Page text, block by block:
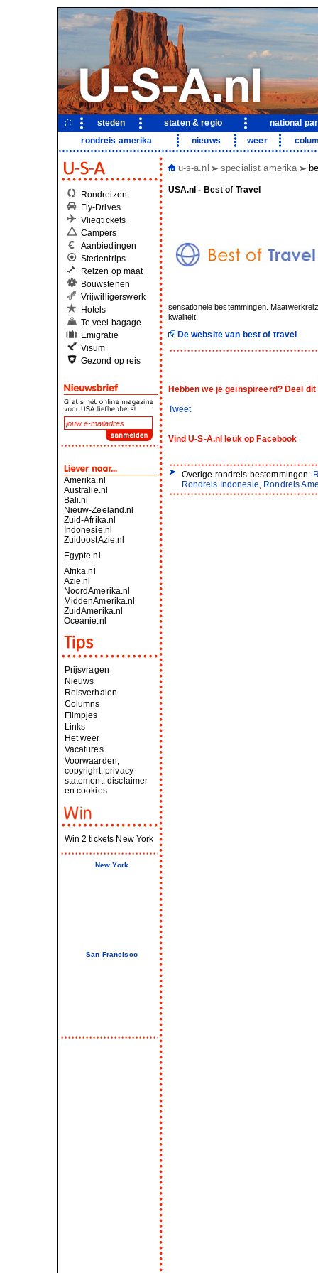
steden staten & regio
national
rondreis amerika
nieuws weer
Rondreizen
Fly-Drives
Vliegtickets
Campers
Aanbiedingen
Stedentrips
Reizen op maat
Bouwstenen
Vrijwilligerswerk
Hotels
Te veel bagage
Emigratie
Visum
Gezond op reis
Amerika.nl
Australie.nl
Bali.nl
Nieuw-Zeeland.nl
Zuid-Afrika.nl
Indonesie.nl
ZuidoostAzie.nl
Egypte.nl
Afrika.nl
Azie.nl
NoordAmerika.nl
MiddenAmerika.nl
ZuidAmerika.nl
Oceanie.nl
Prijsvragen
Nieuws
Reisverhalen
Columns
Filmpjes
Links
Het weer
Vacatures
Voorwaarden,
copyright, privacy
statement, disclaimer
en cookies
Win 2 tickets New York
New York
San Francisco
u-s-a.nl specialist amerika
USA.nl - Best of Travel
sensationele bestemmingen.
kwaliteit!
De website van best of travel
Hebben we je geinspireerd? Deel
Tweet
Vind U-S-A.nl leuk op Facebook
Overige rondreis bestemmingen:
Rondreis Indonesie, Rondreis